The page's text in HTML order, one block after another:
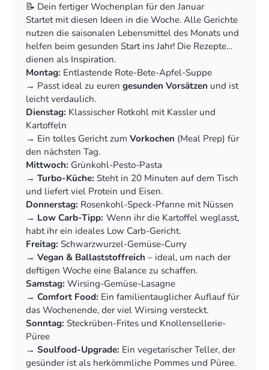
📝 Dein fertiger Wochenplan für den Januar
Startet mit diesen Ideen in die Woche. Alle Gerichte
nutzen die saisonalen Lebensmittel des Monats und
helfen beim gesunden Start ins Jahr! Die Rezepte
dienen als Inspiration.
Montag: Entlastende Rote-Bete-Apfel-Suppe
‍→ Passt ideal zu euren gesunden Vorsätzen und ist
leicht verdaulich.
Dienstag: Klassischer Rotkohl mit Kassler und
Kartoffeln
‍→ Ein tolles Gericht zum Vorkochen (Meal Prep) für
den nächsten Tag.
Mittwoch: Grünkohl-Pesto-Pasta
‍→ Turbo-Küche: Steht in 20 Minuten auf dem Tisch
und liefert viel Protein und Eisen.
Donnerstag: Rosenkohl-Speck-Pfanne mit Nüssen
‍→ Low Carb-Tipp: Wenn ihr die Kartoffel weglasst,
habt ihr ein ideales Low Carb-Gericht.
Freitag: Schwarzwurzel-Gemüse-Curry
‍→ Vegan & Ballaststoffreich – ideal, um nach der
deftigen Woche eine Balance zu schaffen.
Samstag: Wirsing-Gemüse-Lasagne
‍→ Comfort Food: Ein familientauglicher Auflauf für
das Wochenende, der viel Wirsing versteckt.
Sonntag: Steckrüben-Frites und Knollensellerie-
Püree
‍→ Soulfood-Upgrade: Ein vegetarischer Teller, der
gesünder ist als herkömmliche Pommes und Püree.